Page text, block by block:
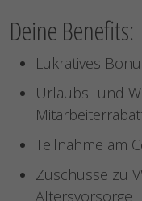
Deine Benefits:
Lukratives
Urlaubs- und
Teilnahme am
Zuschüsse zu
Altersvorsorge